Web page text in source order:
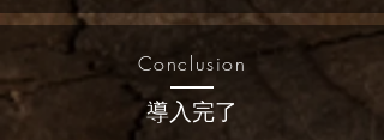
Conclusion
​導入完了